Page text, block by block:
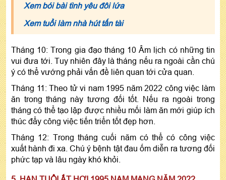
Xem bói bài tình yêu đôi lứa
Xem tuổi làm nhà hút tấn tài
Tháng 10: Trong gia đạo tháng 10 Âm lịch có những tin
vui đưa tới. Tuy nhiên đây là tháng nếu ra ngoài cần chú
ý có thể vướng phải vấn đề liên quan tới cửa quan.
Tháng 11: Theo tử vi nam 1995 năm 2022 công việc làm
ăn trong tháng này tương đối tốt. Nếu ra ngoài trong
tháng có thể tạo lập được nhiều mối làm ăn mới giúp ích
thúc đẩy công việc tiến triển tốt đẹp hơn.
Tháng 12: Trong tháng cuối năm có thể có công việc
xuất hành đi xa. Chú ý bệnh tật đau ốm diễn ra tương đối
phức tạp và lâu ngày khó khỏi.